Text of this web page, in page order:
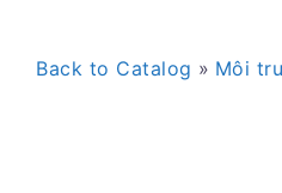
Back to Catalog Môi